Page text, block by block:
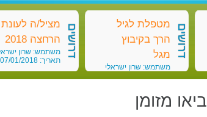
מטפלת לגיל
הרך בקיבוץ
מגל
משתמש: שרון ישראלי
דרושים
מציל/ה לעונת
הרחצה 2018
משתמש: שרון
תאריך: 07/01/2018
דרושים
מזומן